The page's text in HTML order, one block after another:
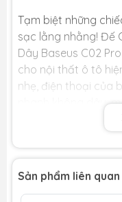
Tạm biệt những
sạc lằng nhằng! Đế
Dây Baseus C02
cho nội thất ô tô
nhẹ, điện thoại của
nhanh không dây,
🏆LỢI ÍCH CỐT LÕI
🧲HÍT NAM CHÂM
Sản phẩm liên quan